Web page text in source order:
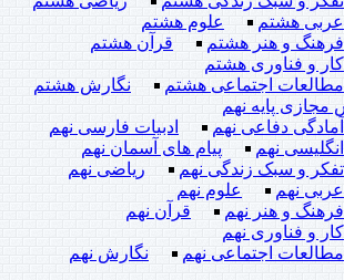
عربی هشتم
علوم هشتم
فرهنگ و هنر هشتم
قرآن هشتم
کار و فناوری هشتم
مطالعات اجتماعی هشتم
نگارش هشتم
مجازی پایه نهم
آمادگی دفاعی نهم
ادبیات فارسی نهم
انگلیسی نهم
پیام های آسمان نهم
تفکر و سبک زندگی نهم
ریاضی نهم
عربی نهم
علوم نهم
فرهنگ و هنر نهم
قرآن نهم
کار و فناوری نهم
مطالعات اجتماعی نهم
نگارش نهم